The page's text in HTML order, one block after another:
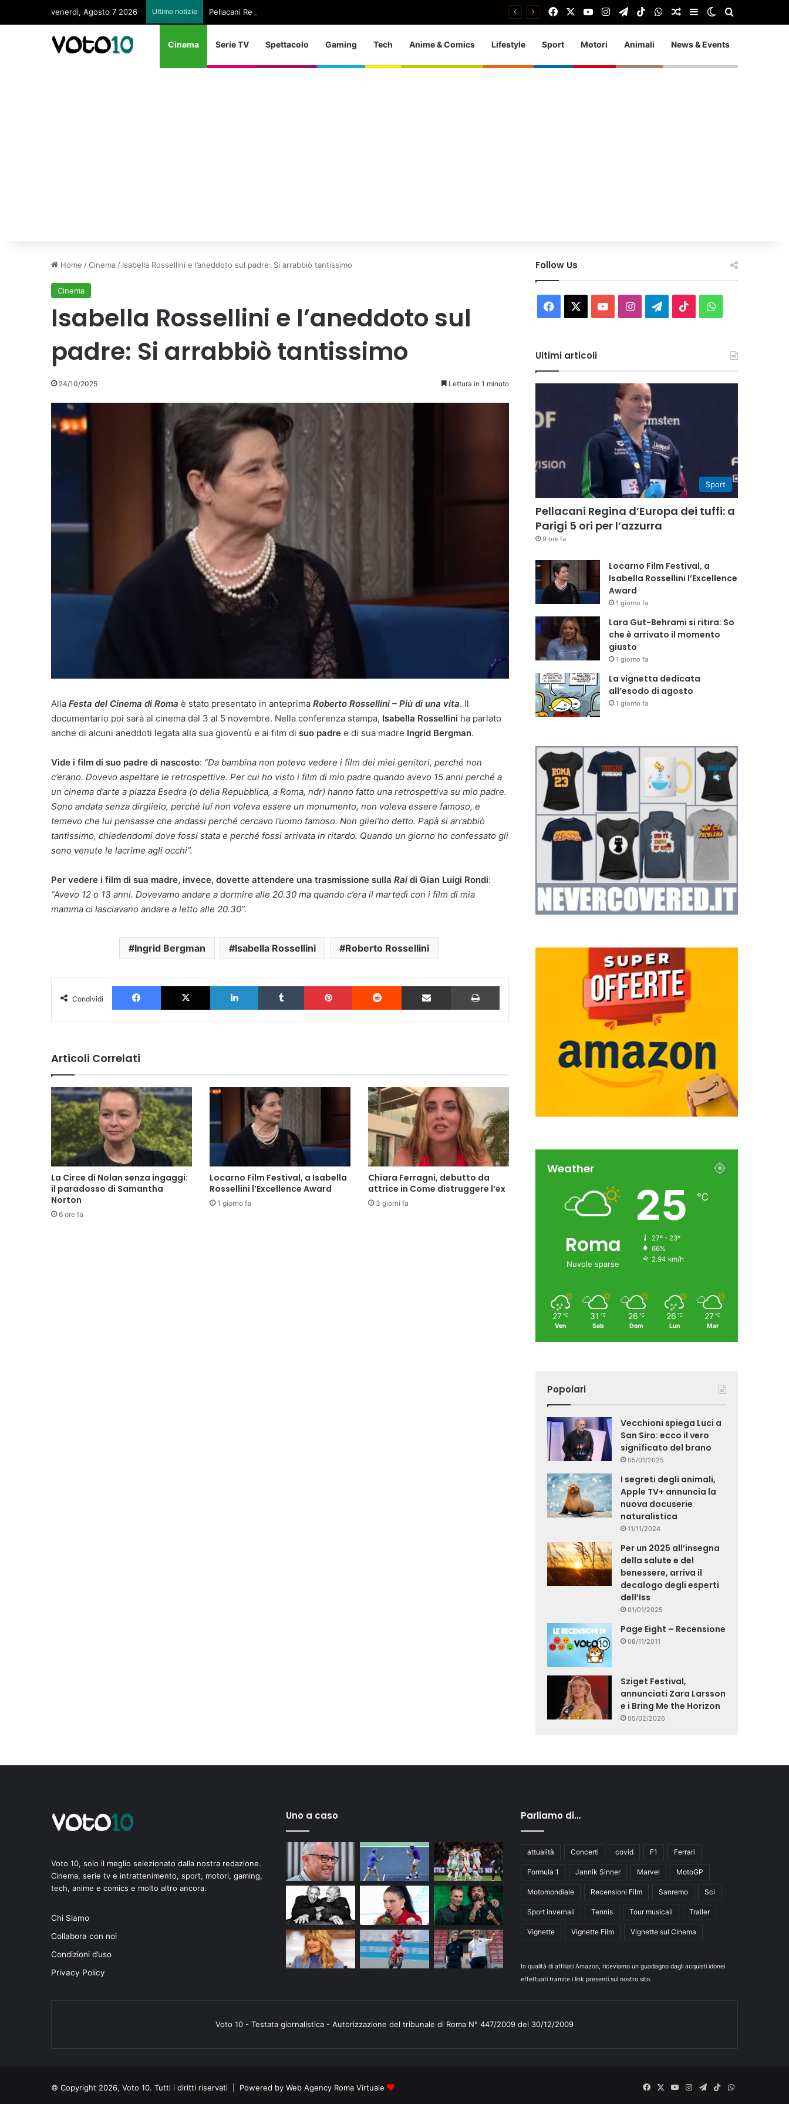
venerdì, Agosto 7 2026 Ultime notizie Pellacani Regina d’Europa dei tuffi: a Parigi 5 ori per l’azzurra FacebookYou TubeInstagram
TelegramTikTokWhatsApp
Articolo Random
Barra laterale
Cambia aspetto
Cinema Serie TV Spettacolo Gaming Tech Anime & Comics Lifestyle Sport Motori Animali News & Events
Home /Cinema / Isabella Rossellini e l’aneddoto sul padre: Si arrabbiò tantissimo
Cinema
Isabella Rossellini e l’aneddoto sul
padre: Si arrabbiò tantissimo
24/10/2025 Lettura in 1 minuto
Alla Festa del Cinema di Roma è stato presentato in anteprima Roberto Rossellini – Più di una vita. Il
documentario poi sarà al cinema dal 3 al 5 novembre. Nella conferenza stampa, Isabella Rossellini ha parlato
anche di alcuni aneddoti legata alla sua gioventù e ai film di suo padre e di sua madre Ingrid Bergman.
Vide i film di suo padre di nascosto: “Da bambina non potevo vedere i film dei miei genitori, perché non
c’erano. Dovevo aspettare le retrospettive. Per cui ho visto i film di mio padre quando avevo 15 anni perché a
un cinema d’arte a piazza Esedra (o della Repubblica, a Roma, ndr) hanno fatto una retrospettiva su mio padre.
Sono andata senza dirglielo, perché lui non voleva essere un monumento, non voleva essere famoso, e
temevo che lui pensasse che andassi perché cercavo l’uomo famoso. Non gliel’ho detto. Papà si arrabbiò
tantissimo, chiedendomi dove fossi stata e perché fossi arrivata in ritardo. Quando un giorno ho confessato gli
sono venute le lacrime agli occhi”.
Per vedere i film di sua madre, invece, dovette attendere una trasmissione sulla Rai di Gian Luigi Rondi:
“Avevo 12 o 13 anni. Dovevamo andare a dormire alle 20.30 ma quando c’era il martedì con i film di mia
mamma ci lasciavano andare a letto alle 20.30”.
Ingrid Bergman Isabella Rossellini Roberto Rossellini
Condividi
Facebook X LinkedIn Tumblr Pinterest Reddit Condividi via Email Stampa
Articoli Correlati
La Circe di Nolan senza ingaggi:
il paradosso di Samantha
Norton
6 ore fa
Locarno Film Festival, a Isabella
Rossellini l’Excellence Award
1 giorno fa
Chiara Ferragni, debutto da
attrice in Come distruggere l’ex
3 giorni fa
Follow Us
Facebook You InstagramTelegram
TikTokWhatsApp
Ultimi articoli
Sport
Pellacani Regina d’Europa dei tuffi: a
Parigi 5 ori per l’azzurra
9 ore fa
Locarno Film Festival, a
Isabella Rossellini l’Excellence
Award
1 giorno fa
Lara Gut-Behrami si ritira: So
che è arrivato il momento
giusto
1 giorno fa
La vignetta dedicata
all’esodo di agosto
1 giorno fa
Weather
Roma
Nuvole sparse
25 ℃
27º - 23º
66%
2.94 km/h
27 ℃
Ven
31 ℃
Sab
26 ℃
Dom
26 ℃
Lun
27 ℃
Mar
Popolari
Vecchioni spiega Luci a
San Siro: ecco il vero
significato del brano
05/01/2025
I segreti degli animali,
Apple TV+ annuncia la
nuova docuserie
naturalistica
11/11/2024
Per un 2025 all’insegna
della salute e del
benessere, arriva il
decalogo degli esperti
dell’Iss
01/01/2025
Page Eight – Recensione
08/11/2011
Sziget Festival,
annunciati Zara Larsson
e i Bring Me the Horizon
05/02/2026
Voto 10, solo il meglio selezionato dalla nostra redazione.
Cinema, serie tv e intrattenimento, sport, motori, gaming,
tech, anime e comics e molto altro ancora.
Chi Siamo
Collabora con noi
Condizioni d’uso
Privacy Policy
Uno a caso Parliamo di…
attualità Concerti covid F1 Ferrari
Formula 1 Jannik Sinner Marvel MotoGP
Motomondiale Recensioni Film Sanremo Sci
Sport invernali Tennis Tour musicali Trailer
Vignette Vignette Film Vignette sul Cinema
In qualità di affiliati Amazon, riceviamo un guadagno dagli acquisti idonei
effettuati tramite i link presenti sul nostro sito.
Voto 10 - Testata giornalistica - Autorizzazione del tribunale di Roma N° 447/2009 del 30/12/2009
© Copyright 2026, Voto 10. Tutti i diritti riservati | Powered by Web Agency Roma Virtuale Facebook
X
YouInstagram
Telegram
TikTokWhatsApp